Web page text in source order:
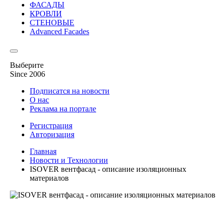
ФАСАДЫ
КРОВЛИ
СТЕНОВЫЕ
Advanced Facades
Выберите
Since 2006
Подписатся на новости
О нас
Реклама на портале
Регистрация
Авторизация
Главная
Новости и Технологии
ISOVER вентфасад - описание изоляционных
материалов